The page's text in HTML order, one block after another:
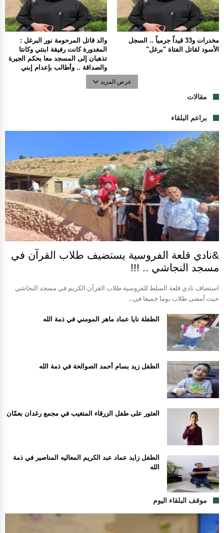
والد قاتل المرحومة نور البرغل :
المغدورة كانت رفيقة ابنتي وكانتا
تذهبان إلى المسجد معا بحكم الجيرة
والصداقة .. وأطالب بإعدام إبني
مخدرات و33 قيداً جرمياً .. السجل
الأسود لقاتل الفتاة "برغل"
عرض المزيد
مقالات
براعم البلقاء
&نادي قلعة الفروسية يستضيف طلاب القرآن في
مسجد النجاشي .. !!!
استضاف نادي قلعة السلط للفروسية طلاب القرآن الكريم في مسجد النجاشي
حيث أمضى طلاب يوما جميعا في...
الطفلة نايا عماد ماهر المومني في ذمة الله
الطفل زيد بسام أحمد الصوالحة في ذمة الله
العثور على طفل الزرقاء المتغيب في مجمع رغدان بعمّان
الطفل زايد عماد عبد الكريم المعاليه المناصير في ذمة
الله
موقف البلقاء اليوم